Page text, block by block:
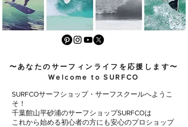
〜あなたのサーフィンライフを応援します〜
Welcome to SURFCO
SURFCOサーフショップ・サーフスクールへようこ
そ！
千葉館山平砂浦のサーフショップSURFCOは
これから始める初心者の方にも安心のプロショップ